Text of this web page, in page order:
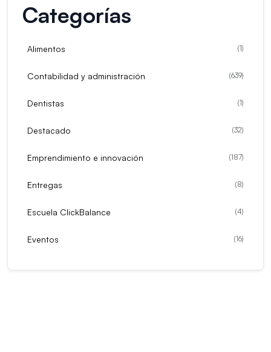
Categorías
Alimentos (1)
Contabilidad y administración (639)
Dentistas (1)
Destacado (32)
Emprendimiento e innovación (187)
Entregas (8)
Escuela ClickBalance (4)
Eventos (16)